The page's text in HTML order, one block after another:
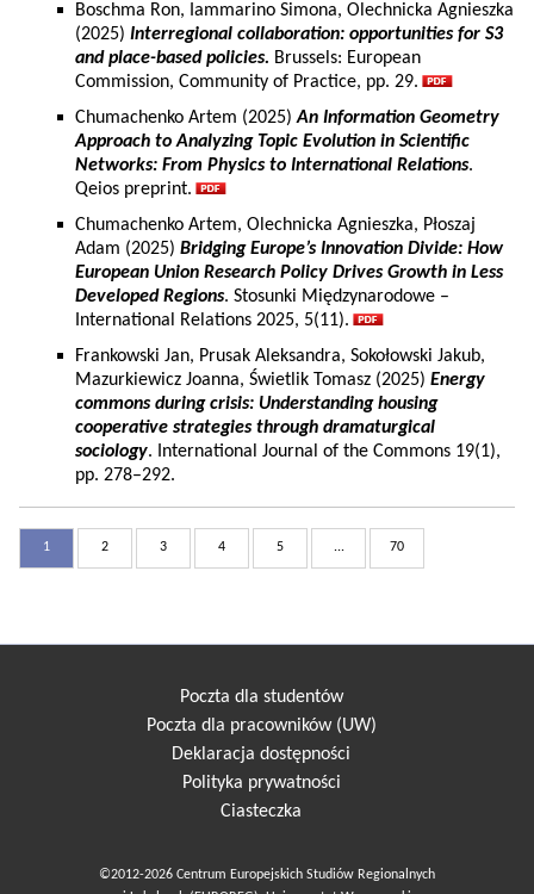
Boschma Ron, Iammarino Simona, Olechnicka Agnieszka
(2025) Interregional collaboration: opportunities for S3
and place-based policies. Brussels: European
Commission, Community of Practice, pp. 29.
Chumachenko Artem (2025)An Information Geometry
Approach to Analyzing Topic Evolution in Scientific
Networks: From Physics to International Relations.
Qeios preprint.
Chumachenko Artem, Olechnicka Agnieszka, Płoszaj
Adam (2025) Bridging Europe’s Innovation Divide: How
European Union Research Policy Drives Growth in Less
Developed Regions. Stosunki Międzynarodowe –
International Relations 2025, 5(11).
Frankowski Jan, Prusak Aleksandra, Sokołowski Jakub,
Mazurkiewicz Joanna, Świetlik Tomasz (2025) Energy
commons during crisis: Understanding housing
cooperative strategies through dramaturgical
sociology. International Journal of the Commons 19(1),
pp. 278–292.
1 2 3 4 5 ... 70
Poczta dla studentów
Poczta dla pracowników (UW)
Deklaracja dostępności
Polityka prywatności
Ciasteczka
©2012-2026 Centrum Europejskich Studiów Regionalnych